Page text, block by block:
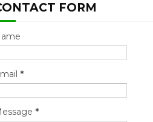
FORM
*
*